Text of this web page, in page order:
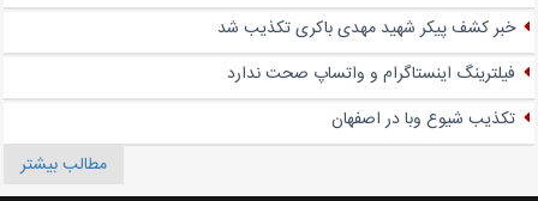
خبر کشف پیکر شهید مهدی باکری تکذیب شد
فیلترینگ اینستاگرام و واتساپ صحت ندارد
تکذیب شیوع وبا در اصفهان
مطالب بیشتر